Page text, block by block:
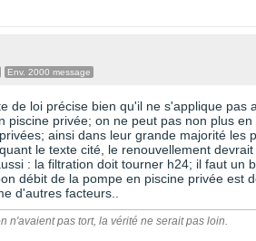
Env. 2000 message
de loi précise bien qu'il ne s'applique
piscine privée; on ne peut pas non plus
ainsi dans leur grande majorité
le texte cité, le renouvellement
: la filtration doit tourner h24; il faut un
débit de la pompe en piscine privée est
d'autres facteurs..
n'avaient pas tort, la vérité ne serait pas loin.